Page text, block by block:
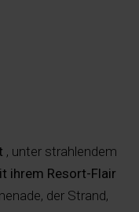
, unter strahlendem
ihrem Resort-Flair
der Strand,